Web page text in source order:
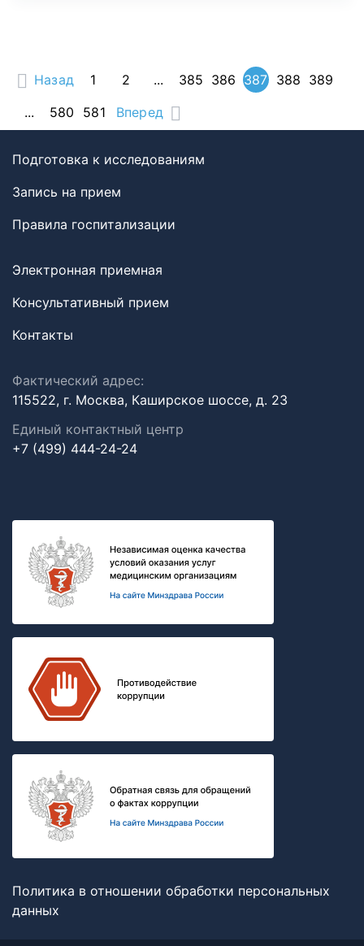
Назад 1 2 ... 385 386 387 388 389
...
580 581 Вперед
Подготовка к исследованиям
Запись на прием
Правила госпитализации
Электронная приемная
Консультативный прием
Контакты
Фактический адрес:
115522, г. Москва, Каширское шоссе, д. 23
Единый контактный центр
+7 (499) 444-24-24
Политика в отношении обработки персональных
данных